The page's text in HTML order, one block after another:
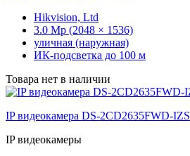
Hikvision, Ltd
3.0 Mp (2048 × 1536)
уличная (наружная)
ИК-подсветка до 100 м
Товара нет в наличии
IP видеокамера DS-2CD2635FWD-IZS
IP видеокамеры